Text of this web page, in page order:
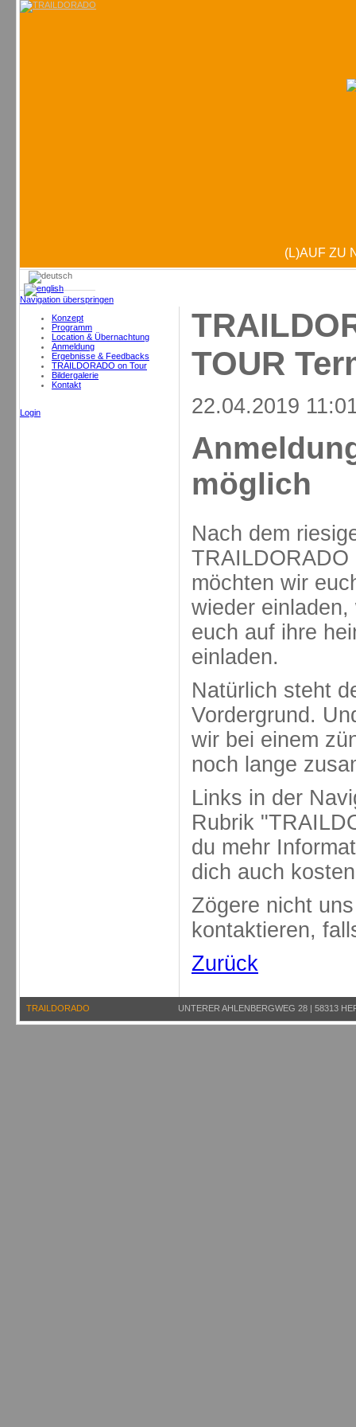
(L)AUF ZU
Navigation überspringen
Konzept
Programm
Location & Übernachtung
Anmeldung
Ergebnisse & Feedbacks
TRAILDORADO on Tour
Bildergalerie
Kontakt
Login
TOUR
22.04.2019
möglich
Nach dem
möchten wir
wieder
euch auf ihre
einladen.
Natürlich steht
Vordergrund.
wir bei einem
noch lange
Links in der
Rubrik
du mehr
dich auch
Zögere nicht
kontaktieren,
Zurück
TRAILDORADO UNTERER AHLENBERGWEG 28 | 58313